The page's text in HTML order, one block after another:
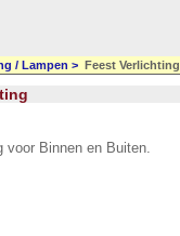
/ Lampen > Feest Verlichting
voor Binnen en Buiten.